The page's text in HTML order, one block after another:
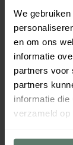
We
en om ons
informatie
partners voor
partners
informatie die
verzameld op